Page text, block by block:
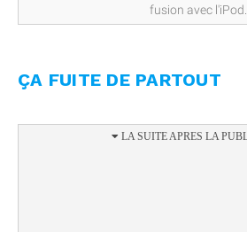
fusion avec l'iPod.
ÇA FUITE DE PARTOUT